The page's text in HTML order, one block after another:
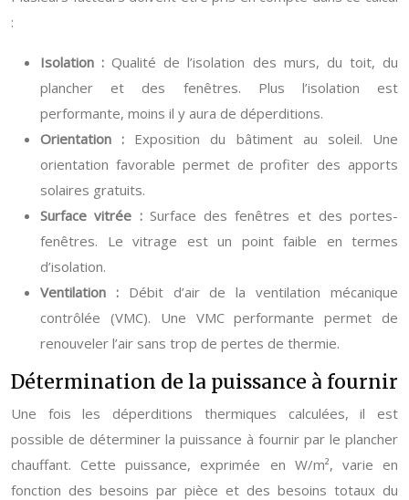
:
Isolation :Qualité de l’isolation des murs, du toit, du
plancher et des fenêtres. Plus l’isolation est
performante, moins il y aura de déperditions.
Orientation : Exposition du bâtiment au soleil. Une
orientation favorable permet de profiter des apports
solaires gratuits.
Surface vitrée : Surface des fenêtres et des portes-
fenêtres. Le vitrage est un point faible en termes
d’isolation.
Ventilation : Débit d’air de la ventilation mécanique
contrôlée (VMC). Une VMC performante permet de
renouveler l’air sans trop de pertes de thermie.
Détermination de la puissance à fournir
Une fois les déperditions thermiques calculées, il est
possible de déterminer la puissance à fournir par le plancher
chauffant. Cette puissance, exprimée en W/m², varie en
fonction des besoins par pièce et des besoins totaux du